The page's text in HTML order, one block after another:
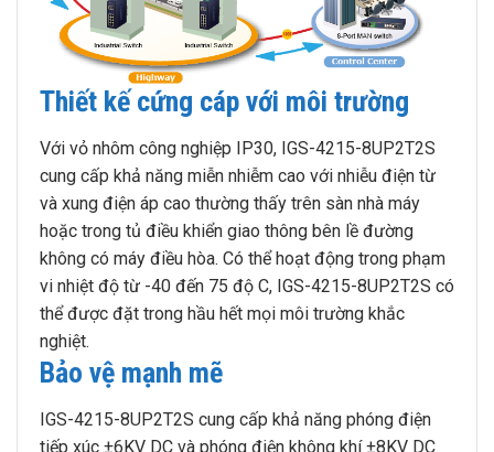
Thiết kế cứng cáp với môi trường
Với vỏ nhôm công nghiệp IP30, IGS-4215-8UP2T2S
cung cấp khả năng miễn nhiễm cao với nhiễu điện từ
và xung điện áp cao thường thấy trên sàn nhà máy
hoặc trong tủ điều khiển giao thông bên lề đường
không có máy điều hòa. Có thể hoạt động trong phạm
vi nhiệt độ từ -40 đến 75 độ C, IGS-4215-8UP2T2S có
thể được đặt trong hầu hết mọi môi trường khắc
nghiệt.
Bảo vệ mạnh mẽ
IGS-4215-8UP2T2S cung cấp khả năng phóng điện
tiếp xúc ±6KV DC và phóng điện không khí ±8KV DC